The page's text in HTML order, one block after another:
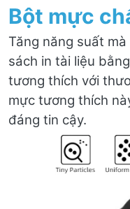
Bột mực
Tăng năng suất
sách in tài liệu
tương thích với
mực tương thích
đáng tin cậy.